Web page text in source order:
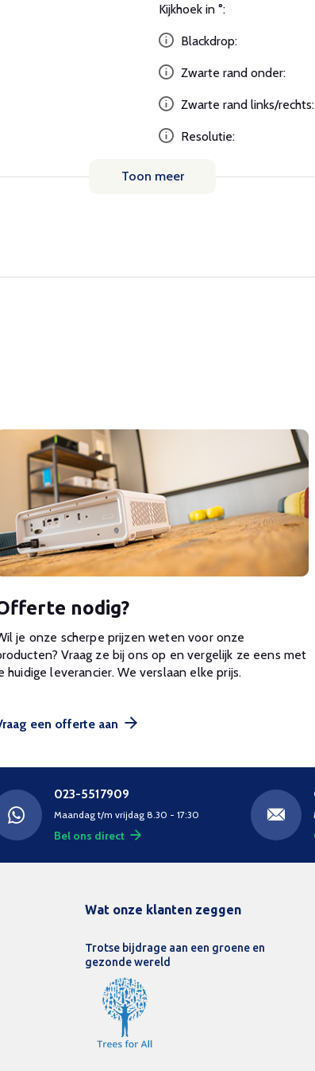
Kijkhoek in °:
Blackdrop:
Zwarte rand onder:
Zwarte rand links/rechts:
Resolutie:
Toon meer
nodig?
je onze scherpe prijzen weten voor onze
Vraag ze bij ons op en vergelijk ze eens met
huidige leverancier. We verslaan elke prijs.
een offerte aan
023-5517909
Maandag t/m vrijdag 8.30 - 17:30
Bel ons direct
Wat onze klanten zeggen
Trotse bijdrage aan een groene en
gezonde wereld